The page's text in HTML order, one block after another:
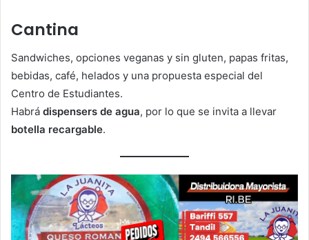
Cantina
Sandwiches, opciones veganas y sin gluten, papas fritas,
bebidas, café, helados y una propuesta especial del
Centro de Estudiantes.
Habrá dispensers de agua, por lo que se invita a llevar
botella recargable.